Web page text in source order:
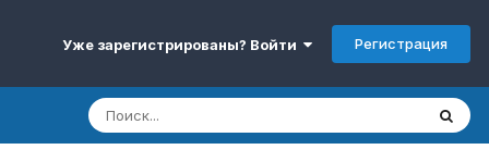
Уже зарегистрированы? Войти Регистрация